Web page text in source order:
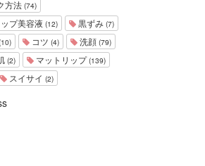
方法(74)
プ美容液 (12) 黒ずみ (7)
コツ (4) 洗顔 (79)
(2) マットリップ(139)
スイサイ (2)